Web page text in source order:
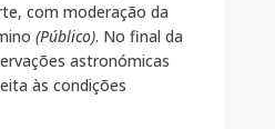
com moderação da
(Público). No final da
astronómicas
às condições